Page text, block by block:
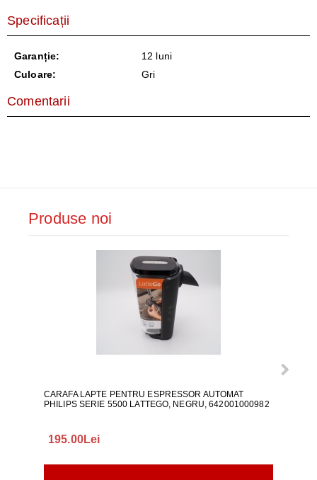
Specificații
Garanție:
12 luni
Culoare:
Gri
Comentarii
Produse noi
CARAFA LAPTE PENTRU ESPRESSOR AUTOMAT
PHILIPS SERIE 5500 LATTEGO, NEGRU, 642001000982
195.00Lei